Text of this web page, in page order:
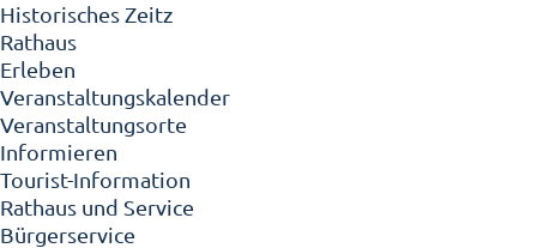
Historisches Zeitz
Rathaus
Erleben
Veranstaltungskalender
Veranstaltungsorte
Informieren
Tourist-Information
Rathaus und Service
Bürgerservice